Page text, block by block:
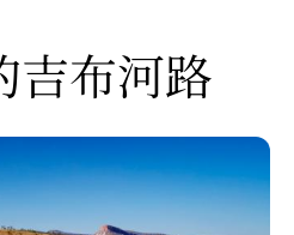
吉布河路